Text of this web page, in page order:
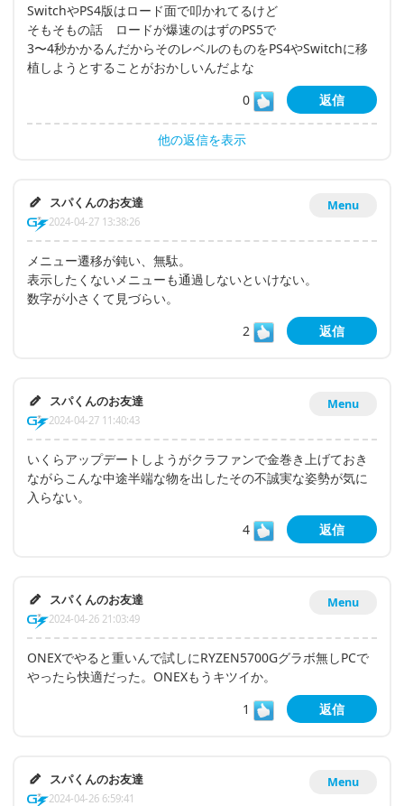
SwitchやPS4版はロード面で叩かれてるけど
そもそもの話 ロードが爆速のはずのPS5で
3〜4秒かかるんだからそのレベルのものをPS4やSwitchに移
植しようとすることがおかしいんだよな
0
返信
他の返信を表示
Menu
スパくんのお友達
2024-04-27 13:38:26
メニュー遷移が鈍い、無駄。
表示したくないメニューも通過しないといけない。
数字が小さくて見づらい。
2
返信
Menu
スパくんのお友達
2024-04-27 11:40:43
いくらアップデートしようがクラファンで金巻き上げておき
ながらこんな中途半端な物を出したその不誠実な姿勢が気に
入らない。
4
返信
Menu
スパくんのお友達
2024-04-26 21:03:49
ONEXでやると重いんで試しにRYZEN5700Gグラボ無しPCで
やったら快適だった。ONEXもうキツイか。
1
返信
Menu
スパくんのお友達
2024-04-26 6:59:41